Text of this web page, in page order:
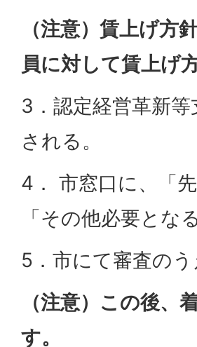
（注意）賃上げ方
員に対して賃上げ
3．認定経営革新
される。
4． 市窓口に、「
「その他必要とな
5．市にて審査の
（注意）この後、
す。